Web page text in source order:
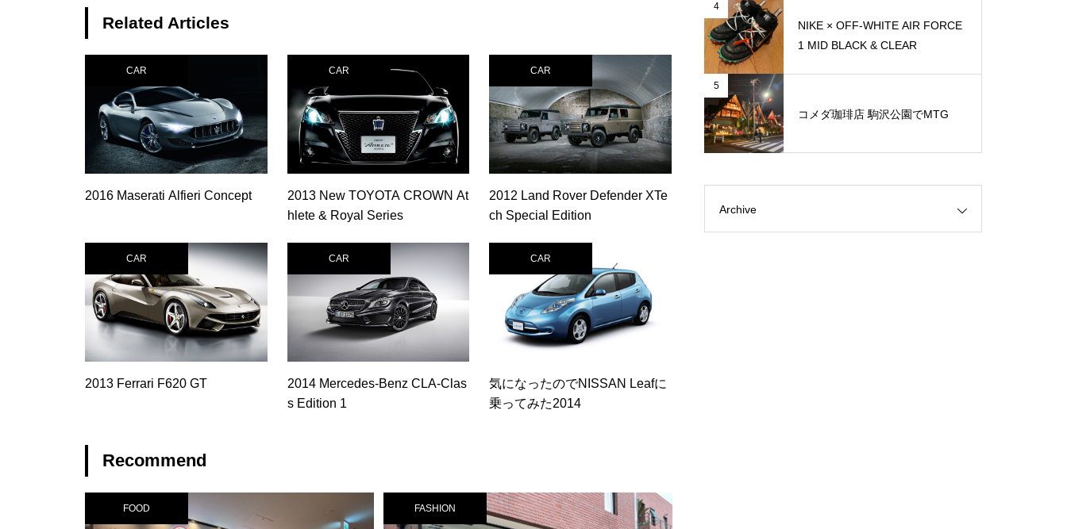
Related Articles
CAR
2016 Maserati Alfieri Concept
CAR
2013 New TOYOTA CROWN At
hlete & Royal Series
CAR
2012 Land Rover Defender XTe
ch Special Edition
CAR
2013 Ferrari F620 GT
CAR
2014 Mercedes-Benz CLA-Clas
s Edition 1
CAR
気になったのでNISSAN Leafに
乗ってみた2014
Recommend
FOOD FASHION
4
NIKE × OFF-WHITE AIR FORCE
1 MID BLACK & CLEAR
5
コメダ珈琲店 駒沢公園でMTG
Archive